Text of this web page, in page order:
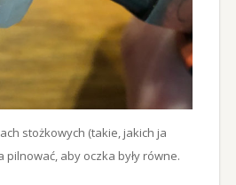
stożkowych (takie, jakich ja
pilnować, aby oczka były równe.